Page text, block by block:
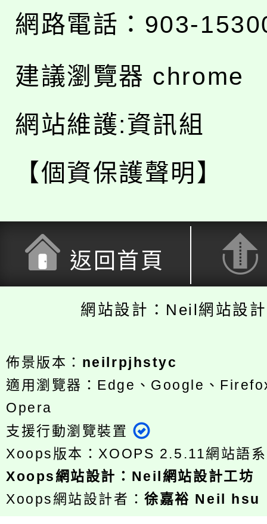
網路電話：903-
建議瀏覽器 chrome
網站維護:資訊組
【個資保護聲明】
返回首頁
網站設計：Neil網站設
佈景版本： neilrpjhstyc
適用瀏覽器：Edge、Google、
Opera
支援行動瀏覽裝置
Xoops版本： XOOPS 2.5.11網站語
Xoops網站設計 ： Neil網站設計工坊
Xoops網站設計者：徐嘉裕 Neil hsu